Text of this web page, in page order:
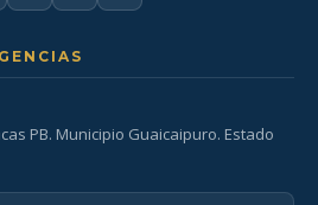
PB. Municipio Guaicaipuro. Estado